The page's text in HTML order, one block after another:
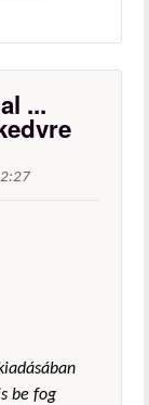
...
be fog